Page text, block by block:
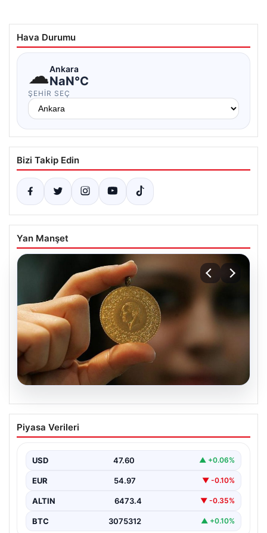
Hava Durumu
☁Ankara
NaN°C
ŞEHIR SEÇ
Bizi Takip Edin
Yan Manşet
22 Mayıs Altın Fiyatları Güncel Durum
ve Analizi
yatırımcıların ve ekonomistlerin dikkatini çekiyor. Ankara
Bölge Adliye…
Piyasa Verileri
USD 47.60 ▲ +0.06%
EUR 54.97 ▼ -0.10%
ALTIN 6473.4 ▼ -0.35%
BTC 3075312 ▲ +0.10%